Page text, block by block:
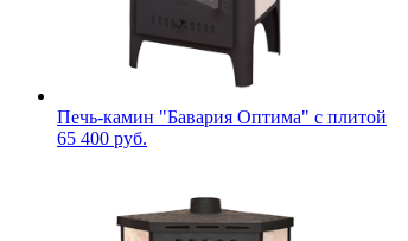
Печь-камин "Бавария Оптима" с плитой
65 400 руб.